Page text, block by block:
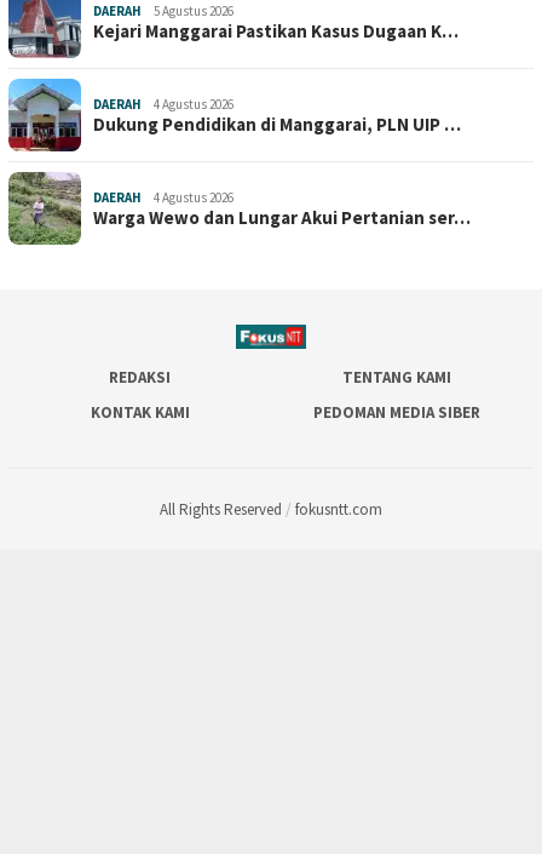
DAERAH 5 Agustus 2026
Kejari Manggarai Pastikan Kasus Dugaan K…
DAERAH 4 Agustus 2026
Dukung Pendidikan di Manggarai, PLN UIP …
DAERAH 4 Agustus 2026
Warga Wewo dan Lungar Akui Pertanian ser…
REDAKSI
TENTANG KAMI
KONTAK KAMI
PEDOMAN MEDIA SIBER
All Rights Reserved / fokusntt.com